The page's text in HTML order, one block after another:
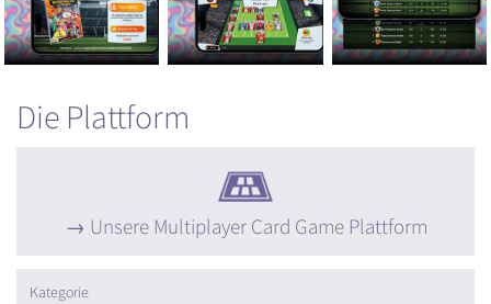
Die Plattform
Unsere Multiplayer Card Game Plattform
Kategorie